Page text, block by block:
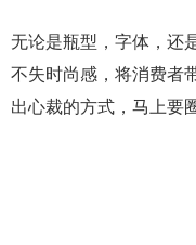
无论是瓶型，字体，还
不失时尚感，将消费者
出心裁的方式，马上要